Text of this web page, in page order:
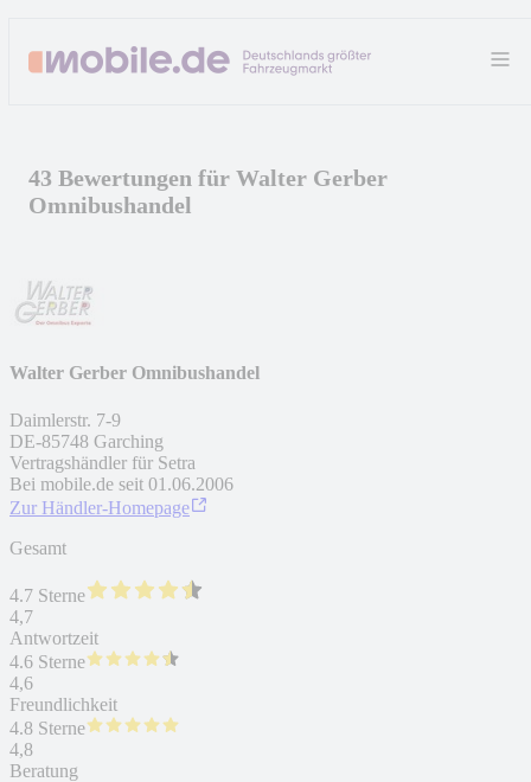
43 Bewertungen für Walter Gerber
Omnibushandel
Walter Gerber Omnibushandel
Daimlerstr. 7-9
DE-85748 Garching
Vertragshändler für Setra
Bei mobile.de seit 01.06.2006
Zur Händler-Homepage
Gesamt
4.7 Sterne
4,7
Antwortzeit
4.6 Sterne
4,6
Freundlichkeit
4.8 Sterne
4,8
Beratung